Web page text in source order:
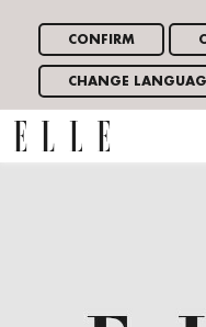
CONFIRM
CHANGE